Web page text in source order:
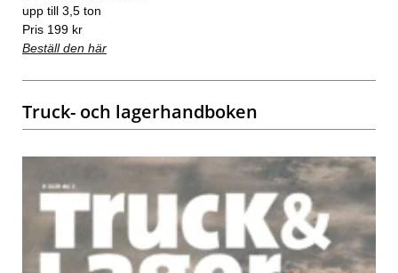
upp till 3,5 ton
Pris 199 kr
Beställ den här
Truck- och lagerhandboken